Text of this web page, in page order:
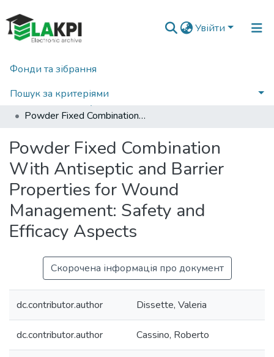
Увійти
Фонди та зібрання
Пошук за критеріями
Статистика
Головна
Наукова періодика
Powder Fixed Combination With Antiseptic and Barrier Properties for Wound Management: Safety and Efficacy Aspects
Powder Fixed Combination
With Antiseptic and Barrier
Properties for Wound
Management: Safety and
Efficacy Aspects
Скорочена інформація про документ
dc.contributor.author Dissette, Valeria
dc.contributor.author Cassino, Roberto